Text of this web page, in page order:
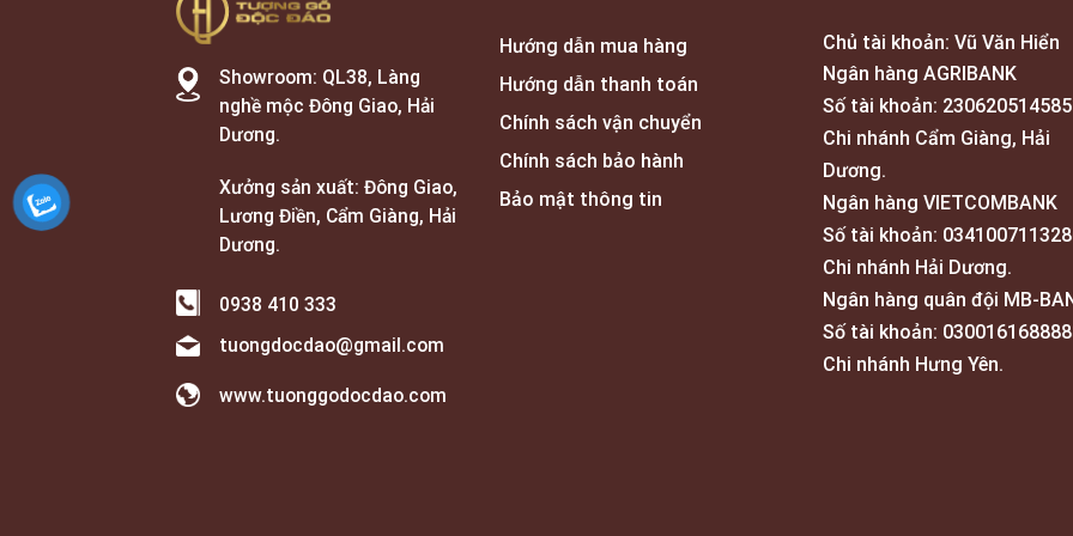
Showroom: QL38, Làng
nghề mộc Đông Giao, Hải
Dương.
Xưởng sản xuất: Đông Giao,
Lương Điền, Cẩm Giàng, Hải
Dương.
0938 410 333
tuongdocdao@gmail.com
www.tuonggodocdao.com
Hướng dẫn mua hàng
Hướng dẫn thanh toán
Chính sách vận chuyển
Chính sách bảo hành
Bảo mật thông tin
Chủ tài khoản: Vũ Văn Hiển
Ngân hàng AGRIBANK
Số tài khoản:
Chi nhánh Cẩm Giàng, Hải
Dương.
Ngân hàng VIETCOMBANK
Số tài khoản:
Chi nhánh Hải Dương.
Ngân hàng quân đội MB-
Số tài khoản:
Chi nhánh Hưng Yên.